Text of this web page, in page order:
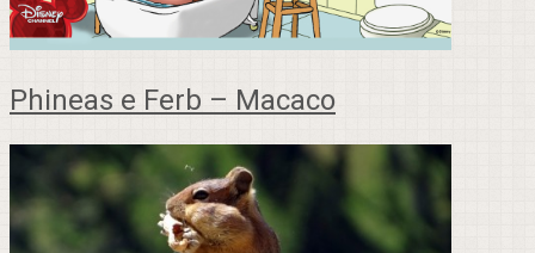
Phineas e Ferb – Macaco